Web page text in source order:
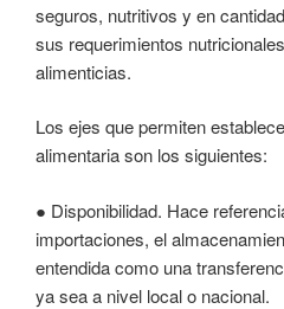
seguros, nutritivos y en
sus requerimientos
alimenticias.
Los ejes que permiten
alimentaria son los siguientes:
● Disponibilidad. Hace
importaciones, el
entendida como una
ya sea a nivel local o nacional.